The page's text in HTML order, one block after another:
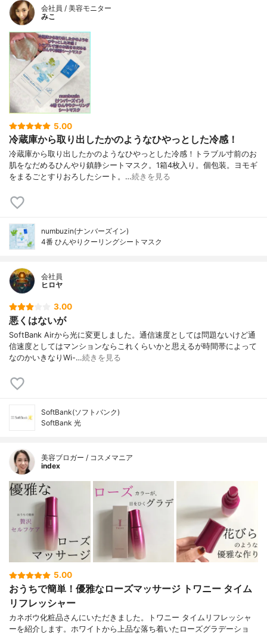
会社員 / 美容モニター
みこ
5.00
冷蔵庫から取り出したかのようなひやっとした冷感！
冷蔵庫から取り出したかのようなひやっとした冷感！トラブル寸前のお
肌をなだめるひんやり鎮静シートマスク。1箱4枚入り。個包装。ヨモギ
をまるごとすりおろしたシート。…続きを見る
numbuzin(ナンバーズイン)
4番 ひんやりクーリングシートマスク
会社員
ヒロヤ
3.00
悪くはないが
SoftBank Airから光に変更しました。通信速度としては問題ないけど通
信速度としてはマンションならこれくらいかと思えるが時間帯によって
なのかいきなりWi-…続きを見る
SoftBank(ソフトバンク)
SoftBank 光
美容ブロガー / コスメマニア
index
5.00
おうちで簡単！優雅なローズマッサージ トワニー タイム
リフレッシャー
カネボウ化粧品さんにいただきました。トワニー タイムリフレッシャ
ーを紹介します。ホワイトから上品な落ち着いたローズグラデーショ